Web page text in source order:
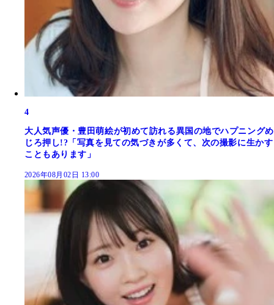
4
大人気声優・豊田萌絵が初めて訪れる異国の地でハプニングめ
じろ押し!?「写真を見ての気づきが多くて、次の撮影に生かす
こともあります」
2026年08月02日 13:00